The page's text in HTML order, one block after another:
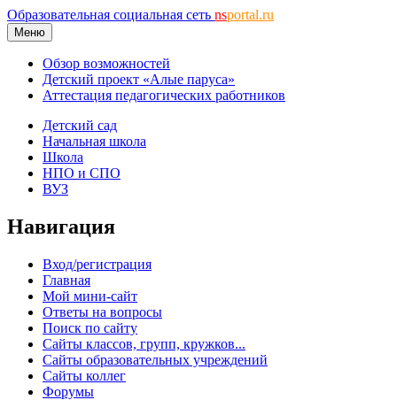
Образовательная социальная сеть nsportal.ru
Меню
Обзор возможностей
Детский проект «Алые паруса»
Аттестация педагогических работников
Детский сад
Начальная школа
Школа
НПО и СПО
ВУЗ
Навигация
Вход/регистрация
Главная
Мой мини-сайт
Ответы на вопросы
Поиск по сайту
Сайты классов, групп, кружков...
Сайты образовательных учреждений
Сайты коллег
Форумы